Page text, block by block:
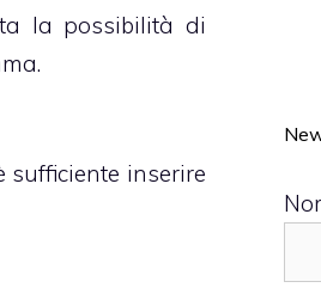
la possibilità di
sufficiente inserire